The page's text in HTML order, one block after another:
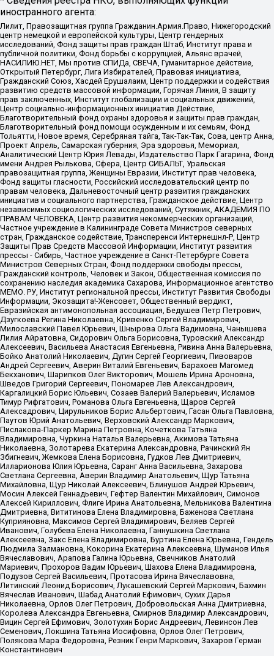
иностранного агента:
Лилит, Правозащитная группа Гражданин.Армия.Право, Нижегородский
центр немецкой и европейской культуры, Центр гендерных
исследований, Фонд защиты прав граждан Штаб, Институт права и
публичной политики, Фонд борьбы с коррупцией, Альянс врачей,
НАСИЛИЮ.НЕТ, Мы против СПИДа, СВЕЧА, Гуманитарное действие,
Открытый Петербург, Лига Избирателей, Правовая инициатива,
Гражданский Союз, Хасдей Ерушалаим, Центр поддержки и содействия
развитию средств массовой информации, Горячая Линия, В защиту
прав заключенных, Институт глобализации и социальных движений,
Центр социально-информационных инициатив Действие,
Благотворительный фонд охраны здоровья и защиты прав граждан,
Благотворительный фонд помощи осужденным и их семьям, Фонд
Тольятти, Новое время, Серебряная тайга, Так-Так-Так, Сова, центр Анна,
Проект Апрель, Самарская губерния, Эра здоровья, Мемориал,
Аналитический Центр Юрия Левады, Издательство Парк Гагарина, Фонд
имени Андрея Рылькова, Сфера, Центр СИБАЛЬТ, Уральская
правозащитная группа, Женщины Евразии, Институт прав человека,
Фонд защиты гласности, Российский исследовательский центр по
правам человека, Дальневосточный центр развития гражданских
инициатив и социального партнерства, Гражданское действие, Центр
независимых социологических исследований, Сутяжник, АКАДЕМИЯ ПО
ПРАВАМ ЧЕЛОВЕКА, Центр развития некоммерческих организаций,
Частное учреждение в Калининграде Совета Министров северных
стран, Гражданское содействие, Трансперенси Интернешнл-Р, Центр
Защиты Прав Средств Массовой Информации, Институт развития
прессы - Сибирь, Частное учреждение в Санкт-Петербурге Совета
Министров Северных Стран, Фонд поддержки свободы прессы,
Гражданский контроль, Человек и Закон, Общественная комиссия по
сохранению наследия академика Сахарова, Информационное агентство
МЕМО. РУ, Институт региональной прессы, Институт Развития Свободы
Информации, Экозащита!-Женсовет, Общественный вердикт,
Евразийская антимонопольная ассоциация, Бедушев Петр Петрович,
Дзугкоева Регина Николаевна, Кривенко Сергей Владимирович,
Милославский Павел Юрьевич, Шнырова Ольга Вадимовна, Чанышева
Лилия Айратовна, Сидорович Ольга Борисовна, Туровский Александр
Алексеевич, Васильева Анастасия Евгеньевна, Ривина Анна Валерьевна,
Бойко Анатолий Николаевич, Дугин Сергей Георгиевич, Пивоваров
Андрей Сергеевич, Аверин Виталий Евгеньевич, Барахоев Магомед
Бекханович, Шарипков Олег Викторович, Мошель Ирина Ароновна,
Шведов Григорий Сергеевич, Пономарев Лев Александрович,
Каргалицкий Борис Юльевич, Созаев Валерий Валерьевич, Исламов
Тимур Рифгатович, Романова Ольга Евгеньевна, Щаров Сергей
Алексадрович, Цирульников Борис Альбертович, Гасан Ольга Павловна,
Паутов Юрий Анатольевич, Верховский Александр Маркович,
Пислакова-Паркер Марина Петровна, Кочеткова Татьяна
Владимировна, Чуркина Наталья Валерьевна, Акимова Татьяна
Николаевна, Золотарева Екатерина Александровна, Рачинский Ян
Збигневич, Жемкова Елена Борисовна, Гудков Лев Дмитриевич,
Илларионова Юлия Юрьевна, Саранг Анна Васильевна, Захарова
Светлана Сергеевна, Аверин Владимир Анатольевич, Щур Татьяна
Михайловна, Щур Николай Алексеевич, Блинушов Андрей Юрьевич,
Мосин Алексей Геннадьевич, Гефтер Валентин Михайлович, Симонов
Алексей Кириллович, Флиге Ирина Анатольевна, Мельникова Валентина
Дмитриевна, Вититинова Елена Владимировна, Баженова Светлана
Куприяновна, Максимов Сергей Владимирович, Беляев Сергей
Иванович, Голубева Елена Николаевна, Ганнушкина Светлана
Алексеевна, Закс Елена Владимировна, Буртина Елена Юрьевна, Гендель
Людмила Залмановна, Кокорина Екатерина Алексеевна, Шуманов Илья
Вячеславович, Арапова Галина Юрьевна, Свечников Анатолий
Мариевич, Прохоров Вадим Юрьевич, Шахова Елена Владимировна,
Подузов Сергей Васильевич, Протасова Ирина Вячеславовна,
Литинский Леонид Борисович, Лукашевский Сергей Маркович, Бахмин
Вячеслав Иванович, Шабад Анатолий Ефимович, Сухих Дарья
Николаевна, Орлов Олег Петрович, Добровольская Анна Дмитриевна,
Королева Александра Евгеньевна, Смирнов Владимир Александрович,
Вицин Сергей Ефимович, Золотухин Борис Андреевич, Левинсон Лев
Семенович, Локшина Татьяна Иосифовна, Орлов Олег Петрович,
Полякова Мара Федоровна, Резник Генри Маркович, Захаров Герман
Константинович